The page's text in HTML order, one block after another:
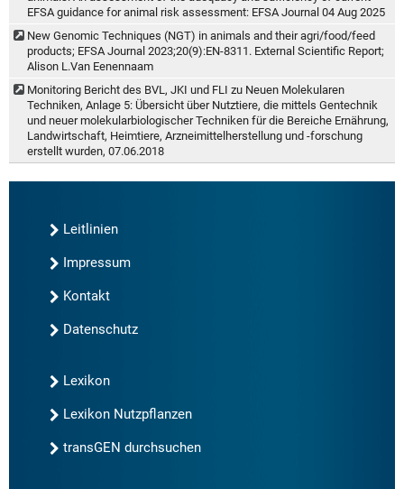
EFSA guidance for animal risk assessment: EFSA Journal 04 Aug 2025
New Genomic Techniques (NGT) in animals and their agri/food/feed
products; EFSA Journal 2023;20(9):EN-8311. External Scientific Report;
Alison L.Van Eenennaam
Monitoring Bericht des BVL, JKI und FLI zu Neuen Molekularen
Techniken, Anlage 5: Übersicht über Nutztiere, die mittels Gentechnik
und neuer molekularbiologischer Techniken für die Bereiche Ernährung,
Landwirtschaft, Heimtiere, Arzneimittelherstellung und -forschung
erstellt wurden, 07.06.2018
Leitlinien
Impressum
Kontakt
Datenschutz
Lexikon
Lexikon Nutzpflanzen
transGEN durchsuchen